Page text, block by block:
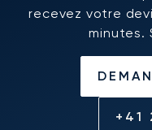
recevez votre
minutes.
+41